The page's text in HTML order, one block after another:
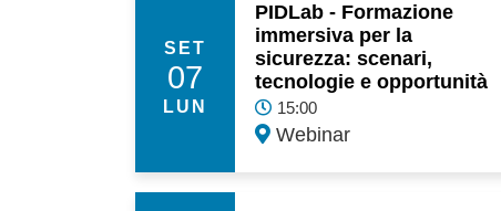
SET
07
LUN
PIDLab - Formazione
immersiva per la
sicurezza: scenari,
tecnologie e opportunità
15:00
Webinar